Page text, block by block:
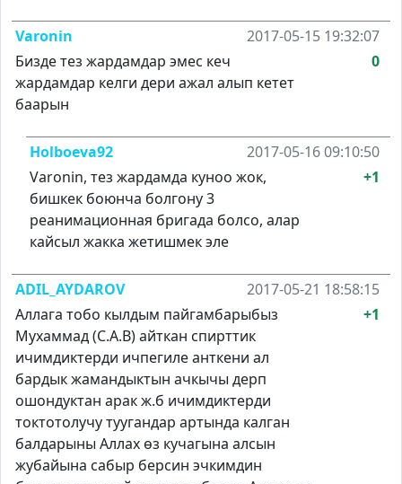
Varonin
2017-05-15 19:32:07
Бизде тез жардамдар эмес кеч
жардамдар келги дери ажал алып кетет
баарын
0
Holboeva92
2017-05-16 09:10:50
Varonin, тез жардамда куноо жок,
бишкек боюнча болгону 3
реанимационная бригада болсо, алар
кайсыл жакка жетишмек эле
+1
ADIL_AYDAROV
2017-05-21 18:58:15
Аллага тобо кылдым пайгамбарыбыз
Мухаммад (С.А.В) айткан спирттик
ичимдиктерди ичпегиле анткени ал
бардык жамандыктын ачкычы дерп
ошондуктан арак ж.б ичимдиктерди
токтотолучу туугандар артында калган
балдарыны Аллах өз кучагына алсын
жубайына сабыр берсин эчкимдин
+1